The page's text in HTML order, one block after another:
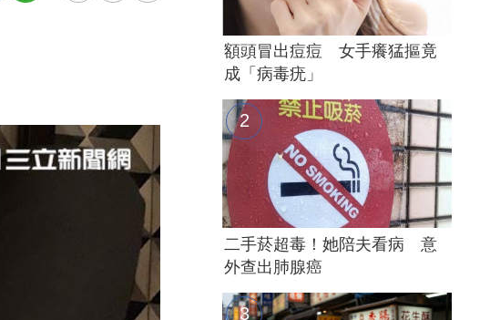
額頭冒出痘痘 女手癢猛摳竟
成「病毒疣」
二手菸超毒！她陪夫看病 意
外查出肺腺癌